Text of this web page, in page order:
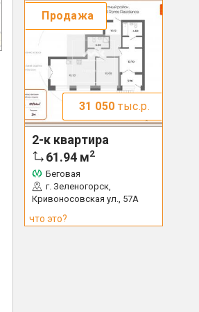
Продажа
31 050 тыс.р.
2-к квартира
61.94 м2
Беговая
г. Зеленогорск,
Кривоносовская ул., 57А
что это?